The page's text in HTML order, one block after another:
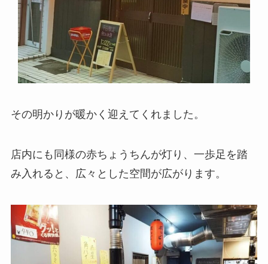
その明かりが暖かく迎えてくれました。
店内にも同様の赤ちょうちんが灯り、一歩足を踏
み入れると、広々とした空間が広がります。